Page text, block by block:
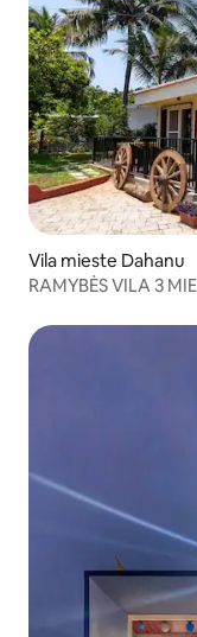
Vila mieste Dahanu